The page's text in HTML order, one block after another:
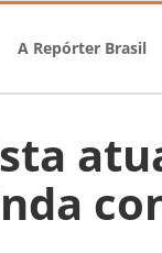
A Repórter Brasil